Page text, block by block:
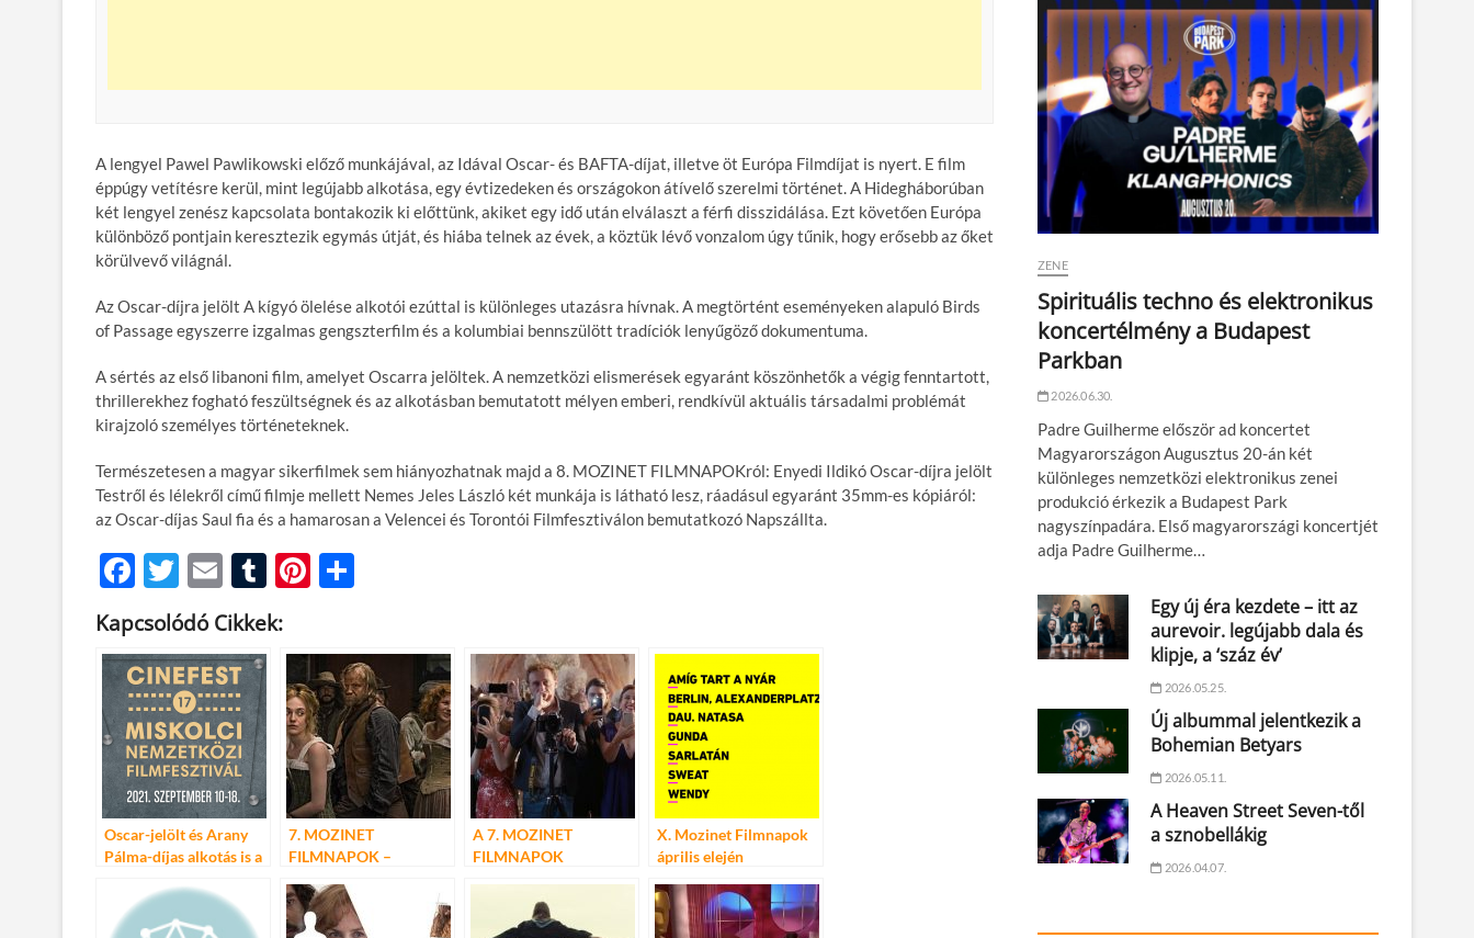
A lengyel Pawel Pawlikowski előző munkájával, az Idával Oscar- és BAFTA-díjat, illetve öt Európa Filmdíjat is nyert. E film
éppúgy vetítésre kerül, mint legújabb alkotása, egy évtizedeken és országokon átívelő szerelmi történet. A Hidegháborúban
két lengyel zenész kapcsolata bontakozik ki előttünk, akiket egy idő után elválaszt a férfi disszidálása. Ezt követően Európa
különböző pontjain keresztezik egymás útját, és hiába telnek az évek, a köztük lévő vonzalom úgy tűnik, hogy erősebb az őket
körülvevő világnál.
Az Oscar-díjra jelölt A kígyó ölelése alkotói ezúttal is különleges utazásra hívnak. A megtörtént eseményeken alapuló Birds
of Passage egyszerre izgalmas gengszterfilm és a kolumbiai bennszülött tradíciók lenyűgöző dokumentuma.
A sértés az első libanoni film, amelyet Oscarra jelöltek. A nemzetközi elismerések egyaránt köszönhetők a végig fenntartott,
thrillerekhez fogható feszültségnek és az alkotásban bemutatott mélyen emberi, rendkívül aktuális társadalmi problémát
kirajzoló személyes történeteknek.
Természetesen a magyar sikerfilmek sem hiányozhatnak majd a 8. MOZINET FILMNAPOKról: Enyedi Ildikó Oscar-díjra jelölt
Testről és lélekről című filmje mellett Nemes Jeles László két munkája is látható lesz, ráadásul egyaránt 35mm-es kópiáról:
az Oscar-díjas Saul fia és a hamarosan a Velencei és Torontói Filmfesztiválon bemutatkozó Napszállta.
F
ac
e
b
o
o
k
T
w
itt
er
E
m
ail
T
u
m
bl
Pi
es
t
m
e
g
Kapcsolódó Cikkek:
Oscar-jelölt és Arany
Pálma-díjas alkotás is a
7. MOZINET
FILMNAPOK –
VELENCEI SIKEREK
PREMIER ELŐTT
A 7. MOZINET
FILMNAPOK
X. Mozinet Filmnapok
április elején
ZENE
Spirituális techno és elektronikus
koncertélmény a Budapest
Parkban
2026.06.30.
Padre Guilherme először ad koncertet
Magyarországon Augusztus 20-án két
különleges nemzetközi elektronikus zenei
produkció érkezik a Budapest Park
nagyszínpadára. Első magyarországi koncertjét
adja Padre Guilherme…
Egy új éra kezdete – itt az
aurevoir. legújabb dala és
klipje, a ‘száz év’
2026.05.25.
Új albummal jelentkezik a
Bohemian Betyars
2026.05.11.
A Heaven Street Seven-től
a sznobellákig
2026.04.07.